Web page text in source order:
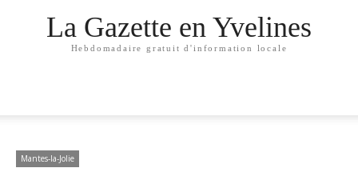
La Gazette en Yvelines
Hebdomadaire gratuit d'information locale
Mantes-la-Jolie